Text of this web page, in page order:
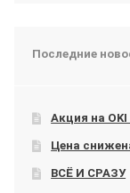
Последние
Акция на
Цена
ВСЁ И СРАЗУ